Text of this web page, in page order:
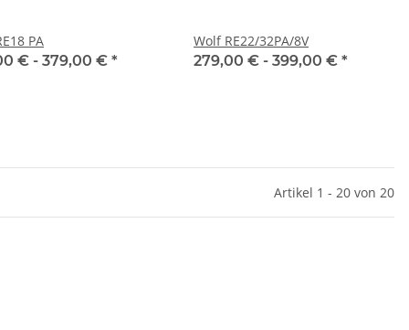
PA
€ - 379,00 € *
Wolf RE22/32PA/8V
279,00 € - 399,00 € *
Artikel 1 - 20 von 20